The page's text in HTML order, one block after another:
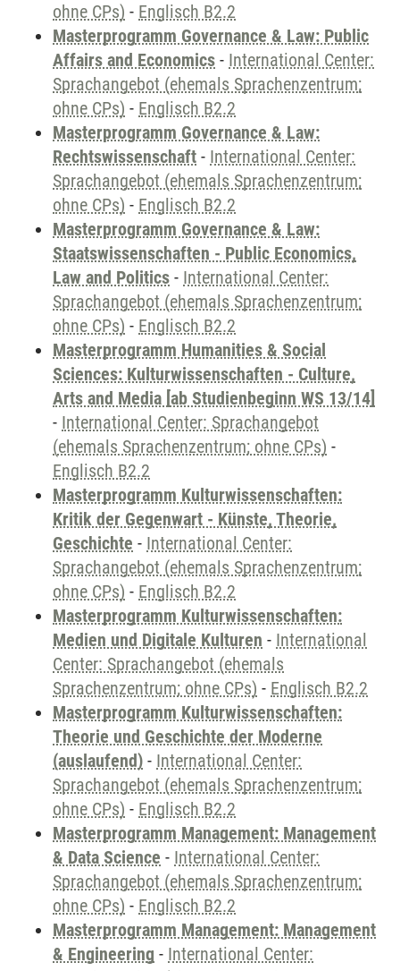
ohne CPs) - Englisch B2.2
Masterprogramm Governance & Law: Public
Affairs and Economics - International Center:
Sprachangebot (ehemals Sprachenzentrum;
ohne CPs) - Englisch B2.2
Masterprogramm Governance & Law:
Rechtswissenschaft - International Center:
Sprachangebot (ehemals Sprachenzentrum;
ohne CPs) - Englisch B2.2
Masterprogramm Governance & Law:
Staatswissenschaften - Public Economics,
Law and Politics - International Center:
Sprachangebot (ehemals Sprachenzentrum;
ohne CPs) - Englisch B2.2
Masterprogramm Humanities & Social
Sciences: Kulturwissenschaften - Culture,
Arts and Media [ab Studienbeginn WS 13/14]
- International Center: Sprachangebot
(ehemals Sprachenzentrum; ohne CPs) -
Englisch B2.2
Masterprogramm Kulturwissenschaften:
Kritik der Gegenwart - Künste, Theorie,
Geschichte - International Center:
Sprachangebot (ehemals Sprachenzentrum;
ohne CPs) - Englisch B2.2
Masterprogramm Kulturwissenschaften:
Medien und Digitale Kulturen - International
Center: Sprachangebot (ehemals
Sprachenzentrum; ohne CPs) - Englisch B2.2
Masterprogramm Kulturwissenschaften:
Theorie und Geschichte der Moderne
(auslaufend) - International Center:
Sprachangebot (ehemals Sprachenzentrum;
ohne CPs) - Englisch B2.2
Masterprogramm Management: Management
& Data Science - International Center:
Sprachangebot (ehemals Sprachenzentrum;
ohne CPs) - Englisch B2.2
Masterprogramm Management: Management
& Engineering - International Center: